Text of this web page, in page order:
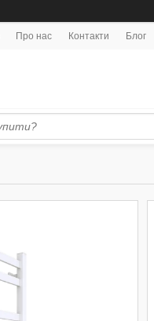
Про нас Контакти Блог